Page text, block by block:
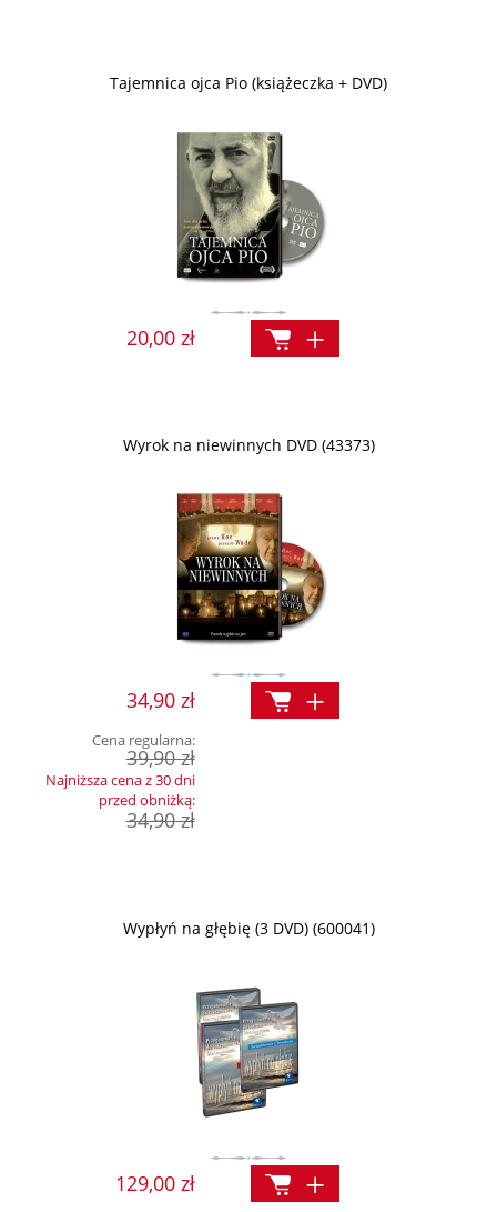
Tajemnica ojca Pio (książeczka + DVD)
20,00 zł
Wyrok na niewinnych DVD (43373)
34,90 zł
Cena regularna:
39,90 zł
Najniższa cena z 30 dni
przed obniżką:
34,90 zł
Wypłyń na głębię (3 DVD) (600041)
129,00 zł